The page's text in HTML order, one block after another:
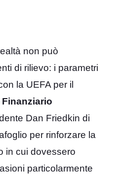
non può
di rilievo: i parametri
la UEFA per il
Finanziario
Dan Friedkin di
per rinforzare la
in cui dovessero
particolarmente